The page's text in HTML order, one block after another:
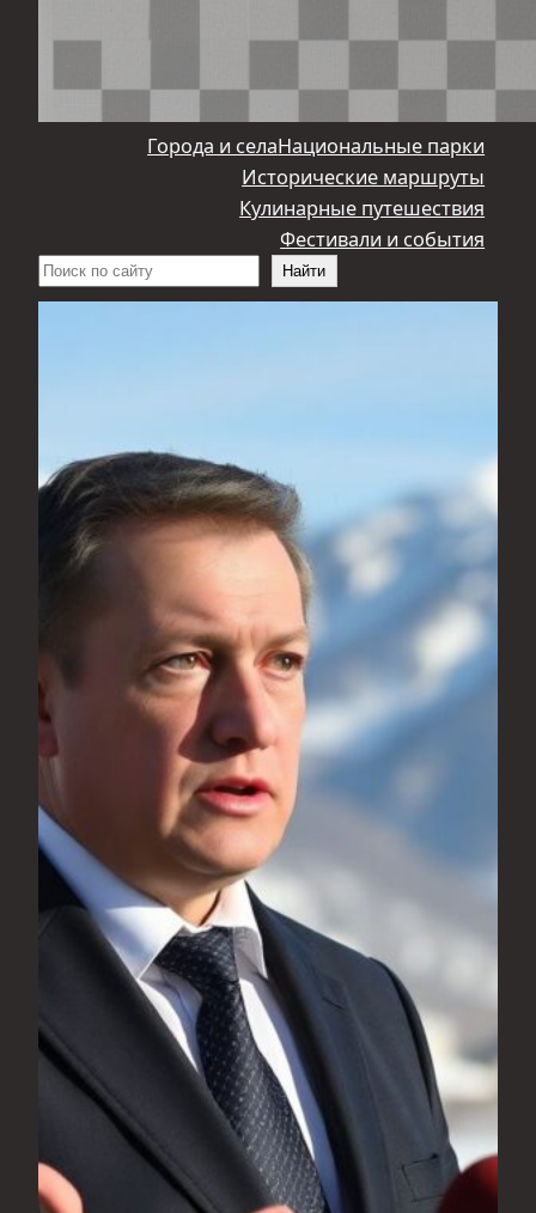
Города и селаНациональные парки
Исторические маршруты
Кулинарные путешествия
Фестивали и события
Поиск
Найти